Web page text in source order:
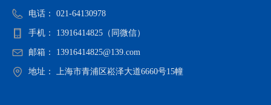
电话： 021-64130978
手机： 13916414825（同微信）
邮箱： 13916414825@139.com
地址： 上海市青浦区崧泽大道6660号15幢